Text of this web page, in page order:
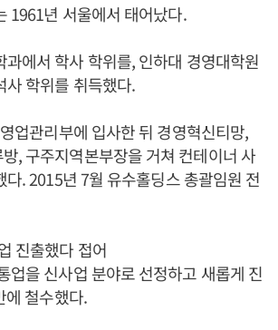
1961년 서울에서 태어났다.
과에서 학사 학위를, 인하대 경영대학원
사 학위를 취득했다.
업관리부에 입사한 뒤 경영혁신티망,
, 구주지역본부장을 거쳐 컨테이너 사
다. 2015년 7월 유수홀딩스 총괄임원 전
진출했다 접어
업을 신사업 분야로 선정하고 새롭게 진
에 철수했다.